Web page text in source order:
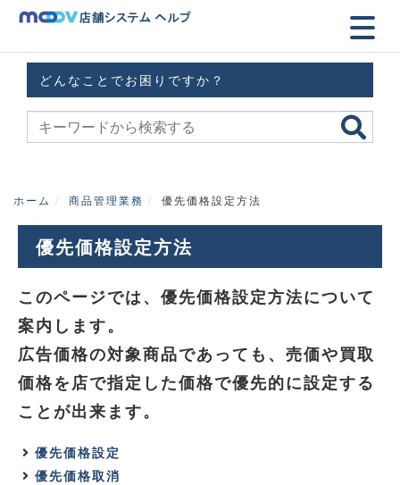
どんなことでお困りですか？
ホーム 商品管理業務 優先価格設定方法
優先価格設定方法
このページでは、優先価格設定方法について
案内します。
広告価格の対象商品であっても、売価や買取
価格を店で指定した価格で優先的に設定する
ことが出来ます。
優先価格設定
優先価格取消